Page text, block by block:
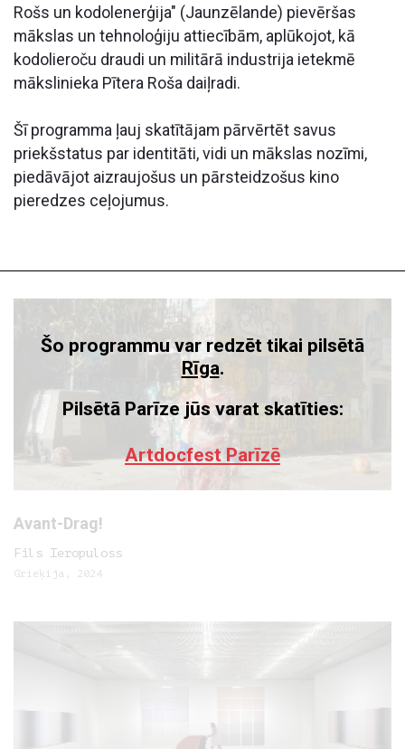
Rošs un kodolenerģija" (Jaunzēlande) pievēršas
mākslas un tehnoloģiju attiecībām, aplūkojot, kā
kodolieroču draudi un militārā industrija ietekmē
mākslinieka Pītera Roša daiļradi.
Šī programma ļauj skatītājam pārvērtēt savus
priekšstatus par identitāti, vidi un mākslas nozīmi,
piedāvājot aizraujošus un pārsteidzošus kino
pieredzes ceļojumus.
Avant-Drag!
Fils Ieropuloss
Grieķija, 2024
Šo programmu var redzēt tikai pilsētā
Rīga.
Pilsētā Parīze jūs varat skatīties:
Artdocfest Parīzē